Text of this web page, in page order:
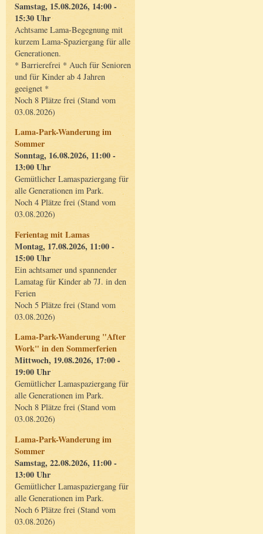
Samstag, 15.08.2026, 14:00 -
15:30 Uhr
Achtsame Lama-Begegnung mit
kurzem Lama-Spaziergang für alle
Generationen.
* Barrierefrei * Auch für Senioren
und für Kinder ab 4 Jahren
geeignet *
Noch 8 Plätze frei (Stand vom
03.08.2026)
Lama-Park-Wanderung im
Sommer
Sonntag, 16.08.2026, 11:00 -
13:00 Uhr
Gemütlicher Lamaspaziergang für
alle Generationen im Park.
Noch 4 Plätze frei (Stand vom
03.08.2026)
Ferientag mit Lamas
Montag, 17.08.2026, 11:00 -
15:00 Uhr
Ein achtsamer und spannender
Lamatag für Kinder ab 7J. in den
Ferien
Noch 5 Plätze frei (Stand vom
03.08.2026)
Lama-Park-Wanderung "After
Work" in den Sommerferien
Mittwoch, 19.08.2026, 17:00 -
19:00 Uhr
Gemütlicher Lamaspaziergang für
alle Generationen im Park.
Noch 8 Plätze frei (Stand vom
03.08.2026)
Lama-Park-Wanderung im
Sommer
Samstag, 22.08.2026, 11:00 -
13:00 Uhr
Gemütlicher Lamaspaziergang für
alle Generationen im Park.
Noch 6 Plätze frei (Stand vom
03.08.2026)